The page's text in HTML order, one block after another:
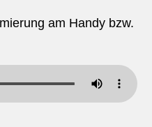
am Handy bzw.